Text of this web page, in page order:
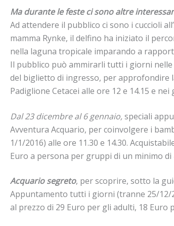
Ma durante le feste ci sono altre
Ad attendere il pubblico ci sono i cuccioli
mamma Rynke, il delfino ha iniziato il
nella laguna tropicale imparando a
Il pubblico può ammirarli tutti i giorni
del biglietto di ingresso, per approfondire
Padiglione Cetacei alle ore 12 e 14.15 e
Dal 23 dicembre al 6 gennaio,speciali
Avventura Acquario, per coinvolgere i
1/1/2016) alle ore 11.30 e 14.30.
Euro a persona per gruppi di un minimo
Acquario segreto, per scoprire, sotto la
Appuntamento tutti i giorni (tranne 25/12/
al prezzo di 29 Euro per gli adulti, 18 Euro